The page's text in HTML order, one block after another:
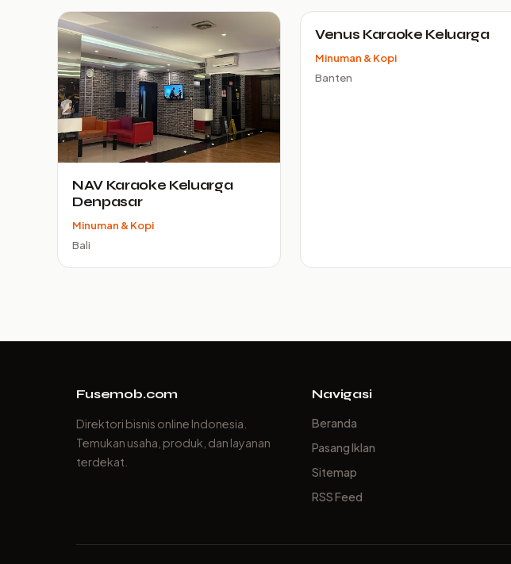
NAV Karaoke Keluarga
Denpasar
Minuman & Kopi
Bali
Venus Karaoke Keluarga
Minuman & Kopi
Banten
Fusemob.com
Direktori bisnis online Indonesia.
Temukan usaha, produk, dan layanan
terdekat.
Navigasi
Beranda
Pasang Iklan
Sitemap
RSS Feed